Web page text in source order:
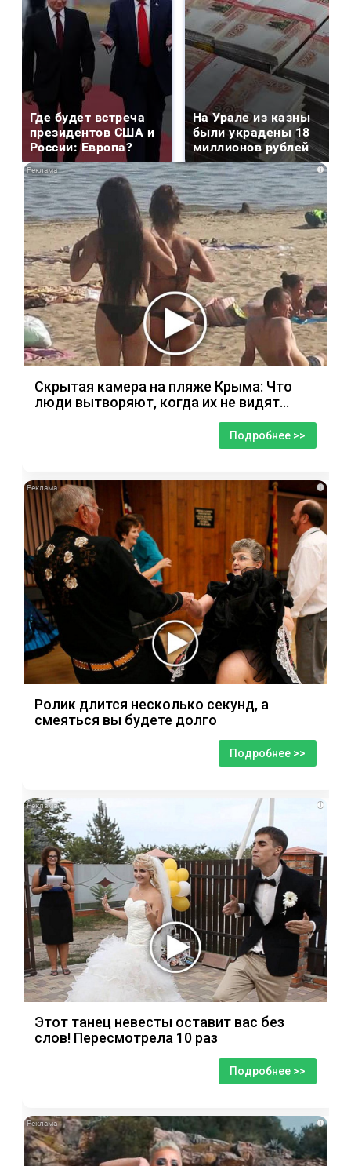
Где будет встреча
президентов США и
России: Европа?
На Урале из казны
были украдены 18
миллионов рублей
i
Скрытая камера на пляже Крыма: Что
люди вытворяют, когда их не видят...
Подробнее >>
i
Ролик длится несколько секунд, а
смеяться вы будете долго
Подробнее >>
i
Этот танец невесты оставит вас без
слов! Пересмотрела 10 раз
Подробнее >>
i